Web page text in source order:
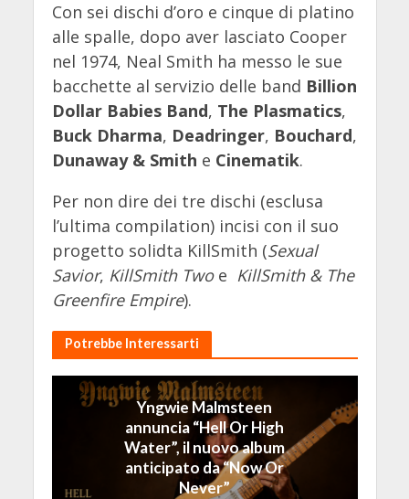
Con sei dischi d’oro e cinque di platino
alle spalle, dopo aver lasciato Cooper
nel 1974, Neal Smith ha messo le sue
bacchette al servizio delle band Billion
Dollar Babies Band, The Plasmatics,
Buck Dharma, Deadringer, Bouchard,
Dunaway & Smith e Cinematik.
Per non dire dei tre dischi (esclusa
l’ultima compilation) incisi con il suo
progetto solidta KillSmith (Sexual
Savior, KillSmith Twoe KillSmith & The
Greenfire Empire).
Potrebbe Interessarti
Yngwie Malmsteen
annuncia “Hell Or High
Water”, il nuovo album
anticipato da “Now Or
Never”